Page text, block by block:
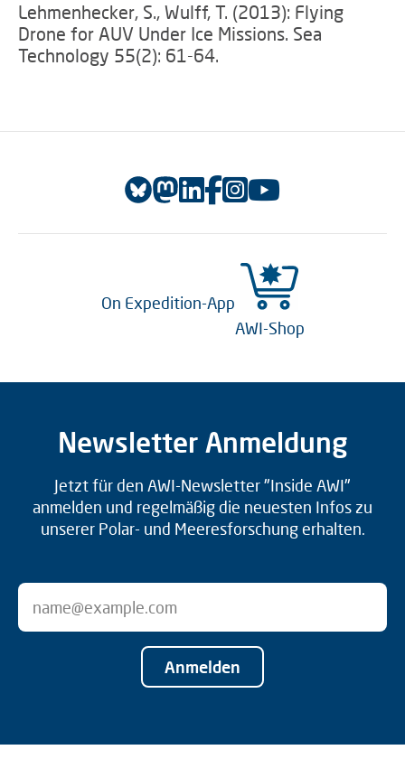
Lehmenhecker, S., Wulff, T. (2013): Flying
Drone for AUV Under Ice Missions. Sea
Technology 55(2): 61-64.
On Expedition-App
AWI-Shop
Newsletter Anmeldung
Jetzt für den AWI-Newsletter "Inside AWI"
anmelden und regelmäßig die neuesten Infos zu
unserer Polar- und Meeresforschung erhalten.
Anmelden